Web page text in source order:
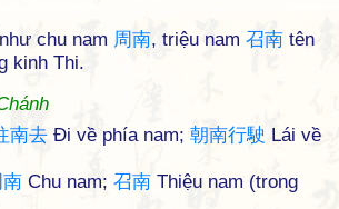
chu nam 周南, triệu nam 召南 tên
kinh Thi.
南去 Đi về phía nam; 朝南行駛 Lái về
南 Chu nam; 召南 Thiệu nam (trong